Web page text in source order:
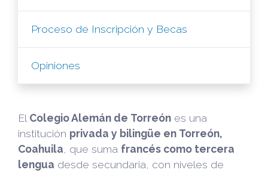
Proceso de Inscripción y Becas
Opiniones
El Colegio Alemán de Torreón es una
institución privada y bilingüe en Torreón,
Coahuila , que suma francés como tercera
lengua desde secundaria, con niveles de